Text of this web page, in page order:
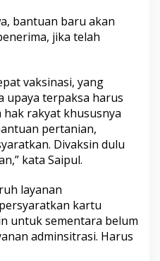
bantuan baru akan
jika telah
vaksinasi, yang
upaya terpaksa harus
rakyat khususnya
pertanian,
Divaksin dulu
kata Saipul.
layanan
kartu
untuk sementara belum
adminsitrasi. Harus